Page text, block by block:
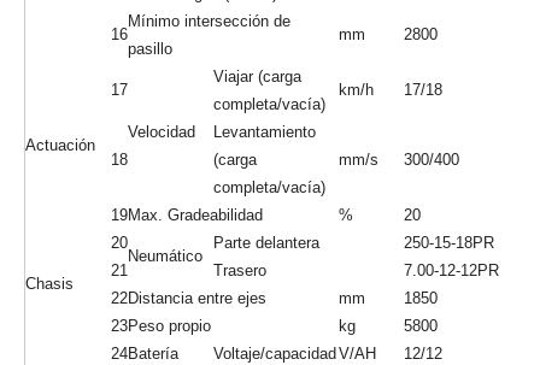
C: Período de garantía: un año o 1200 horas al recibir bienes.
1
CPC40/CPCD40
Tipo de potencia
Capacidad nominal
4
Centro de carga mm 500
Altura de elevación
6 Tamaño de la bifurcación mm 1070*150*50
7
Ángulo de inclinación de
6 °/12 °
8
Voladizo delantero (centro de
rueda a cara de bifurcación)
mm 548